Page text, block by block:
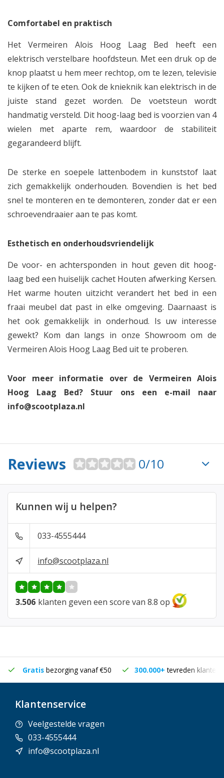
Comfortabel en praktisch
Het Vermeiren Alois Hoog Laag Bed heeft een
elektrisch verstelbare hoofdsteun. Met een druk op de
knop plaatst u hem meer rechtop, om te lezen, televisie
te kijken of te eten. Ook de knieknik kan elektrisch in de
juiste stand gezet worden. De voetsteun wordt
handmatig versteld. Dit hoog-laag bed is voorzien van 4
wielen met aparte rem, waardoor de stabiliteit
gegarandeerd blijft.
De sterke en soepele lattenbodem in kunststof laat
zich gemakkelijk onderhouden. Bovendien is het bed
snel te monteren en te demonteren, zonder dat er een
schroevendraaier aan te pas komt.
Esthetisch en onderhoudsvriendelijk
De voor- en achtersponden in hout geven dit hoog-
laag bed een huiselijk cachet Houten afwerking Kersen.
Het warme houten uitzicht verandert het bed in een
fraai meubel dat past in elke omgeving. Daarnaast is
het ook gemakkelijk in onderhoud. Is uw interesse
gewekt? Kom dan langs in onze Showroom om de
Vermeiren Alois Hoog Laag Bed uit te proberen.
Voor meer informatie over de Vermeiren Alois
Hoog Laag Bed? Stuur ons een e-mail naar
info@scootplaza.nl
Reviews 0/10
Kunnen wij u helpen?
033-4555444
info@scootplaza.nl
3.506 klanten geven een score van 8.8 op
Gratis bezorging vanaf €50 300.000+tevreden klanten
Klantenservice
Veelgestelde vragen
033-4555444
info@scootplaza.nl